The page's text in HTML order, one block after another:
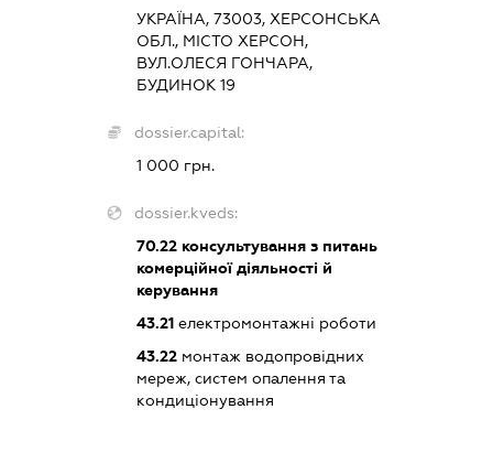
УКРАЇНА, 73003, ХЕРСОНСЬКА
ОБЛ., МІСТО ХЕРСОН,
ВУЛ.ОЛЕСЯ ГОНЧАРА,
БУДИНОК 19
dossier.capital:
1 000 грн.
dossier.kveds:
70.22консультування з питань
комерційної діяльності й
керування
43.21електромонтажні роботи
43.22монтаж водопровідних
мереж, систем опалення та
кондиціонування